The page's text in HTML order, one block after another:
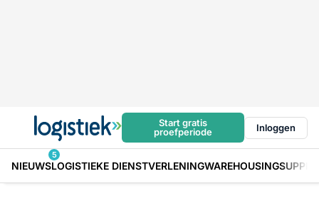
Start gratis
proefperiode
Inloggen
NIEUWS
5
LOGISTIEKE DIENSTVERLENINGWAREHOUSING